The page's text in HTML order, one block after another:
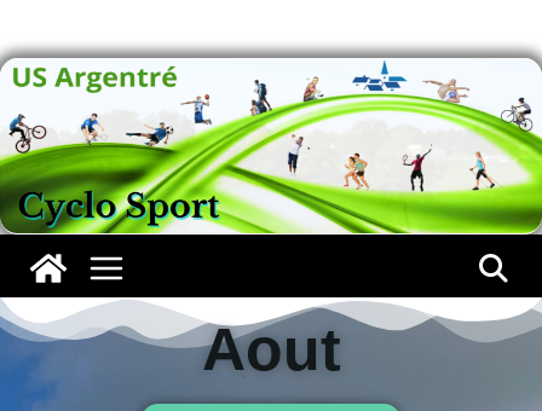
Aout
Aout